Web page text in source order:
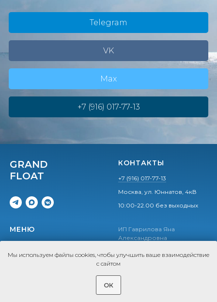
Telegram
VK
Max
+7 (916) 017-77-13
GRAND
FLOAT
КОНТАКТЫ
+7 (916) 017-77-13
Москва, ул. Юннатов, 4кВ
10:00-22.00 без выходных
МЕНЮ
СПА-программы
ИП Гаврилова Яна
Александровна
ОГРНИП 323774600437592
Мы используем файлы cookies, чтобы улучшить ваше взаимодействие
с сайтом
ОК